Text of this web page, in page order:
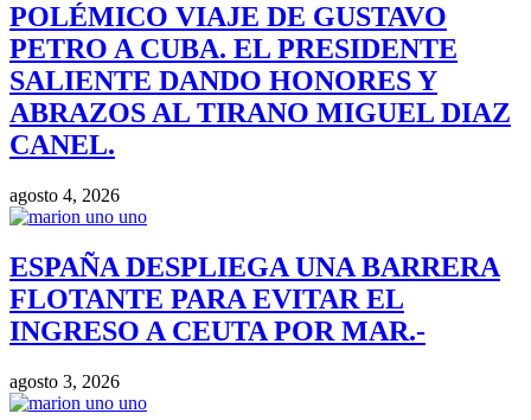
POLÉMICO VIAJE DE GUSTAVO
PETRO A CUBA. EL PRESIDENTE
SALIENTE DANDO HONORES Y
ABRAZOS AL TIRANO MIGUEL DIAZ
CANEL.
agosto 4, 2026
ESPAÑA DESPLIEGA UNA BARRERA
FLOTANTE PARA EVITAR EL
INGRESO A CEUTA POR MAR.-
agosto 3, 2026